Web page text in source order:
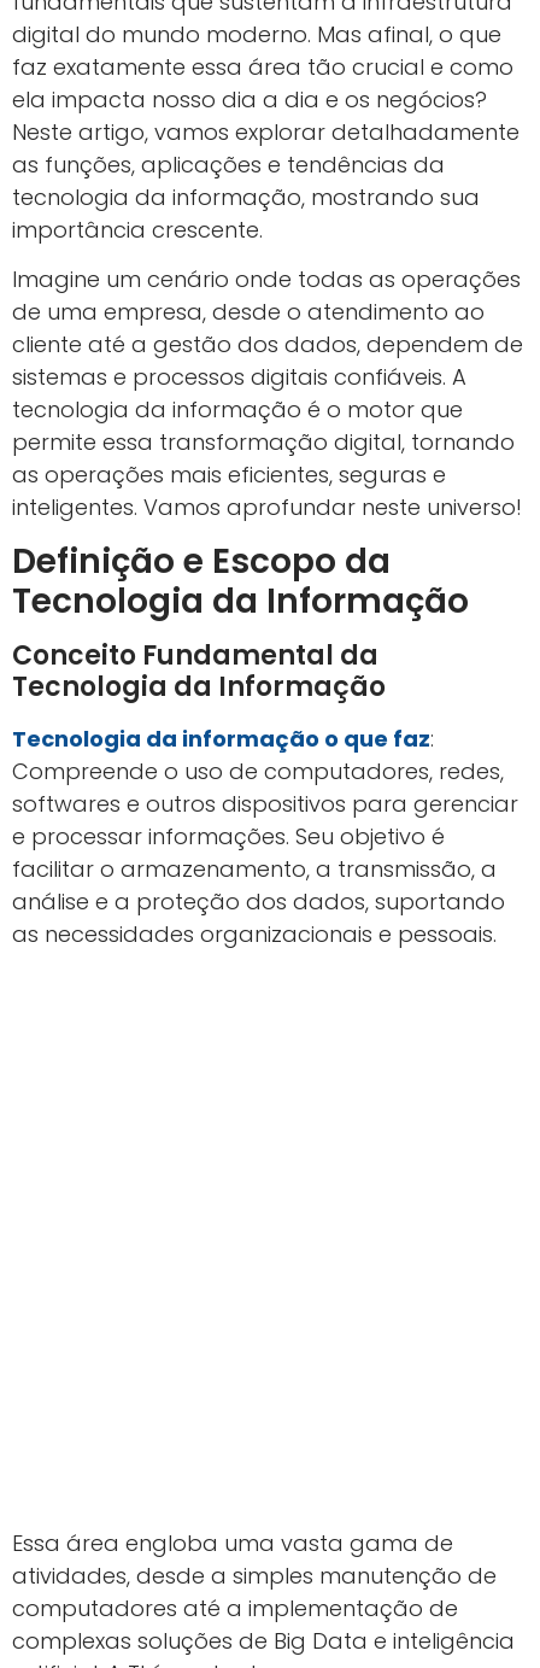
digital do mundo moderno. Mas afinal, o que
faz exatamente essa área tão crucial e como
ela impacta nosso dia a dia e os negócios?
Neste artigo, vamos explorar detalhadamente
as funções, aplicações e tendências da
tecnologia da informação, mostrando sua
importância crescente.
Imagine um cenário onde todas as operações
de uma empresa, desde o atendimento ao
cliente até a gestão dos dados, dependem de
sistemas e processos digitais confiáveis. A
tecnologia da informação é o motor que
permite essa transformação digital, tornando
as operações mais eficientes, seguras e
inteligentes. Vamos aprofundar neste universo!
Definição e Escopo da
Tecnologia da Informação
Conceito Fundamental da
Tecnologia da Informação
Tecnologia da informação o que faz:
Compreende o uso de computadores, redes,
softwares e outros dispositivos para gerenciar
e processar informações. Seu objetivo é
facilitar o armazenamento, a transmissão, a
análise e a proteção dos dados, suportando
as necessidades organizacionais e pessoais.
Essa área engloba uma vasta gama de
atividades, desde a simples manutenção de
computadores até a implementação de
complexas soluções de Big Data e inteligência